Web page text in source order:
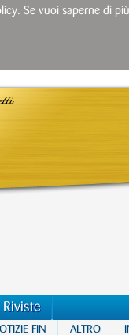
Riviste
FIN ALTRO
Se vuoi saperne di